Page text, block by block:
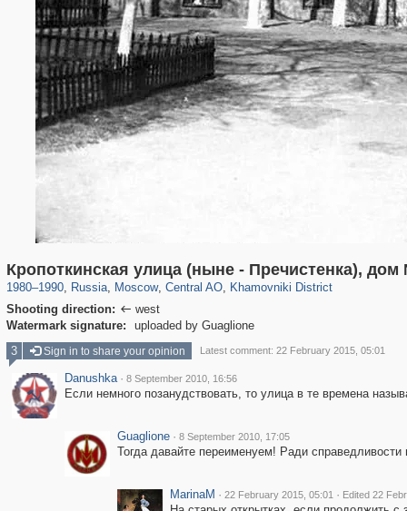
Кропоткинская улица (ныне - Пречистенка),
1980–1990, Russia
1,406,257 29,243
, Moscow
319,779 8,286
, Central AO
159,978 5,916
, Khamovniki District
19,394 722
Shooting direction:  west
Watermark signature:
uploaded by Guaglione
3 Sign in to share your opinion Latest comment: 22 February 2015, 05:01
Danushka · 8 September 2010, 16:56
Если немного позанудствовать, то улица в те времена
Guaglione · 8 September 2010, 17:05
Тогда давайте переименуем! Ради справедливости
MarinaM · 22 February 2015, 05:01 · Edited 22